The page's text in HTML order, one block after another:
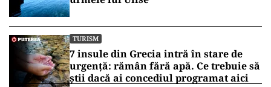
TURISM
7 insule din Grecia intră în stare de
urgență: rămân fără apă. Ce trebuie să
știi dacă ai concediul programat aici